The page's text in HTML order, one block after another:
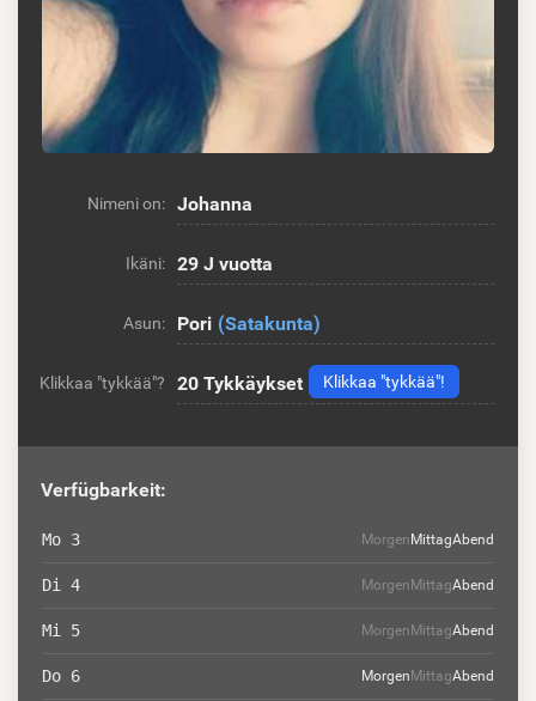
Nimeni on: Johanna
Ikäni: 29 J vuotta
Asun: Pori (Satakunta)
Klikkaa "tykkää"? 20Tykkäykset Klikkaa "tykkää"!
Verfügbarkeit:
Mo 3 MorgenMittagAbend
Di 4 MorgenMittagAbend
Mi 5 MorgenMittagAbend
Do 6 MorgenMittagAbend